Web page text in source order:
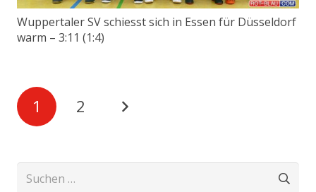
Wuppertaler SV schiesst sich in Essen für Düsseldorf
warm – 3:11 (1:4)
1 2
Suchen